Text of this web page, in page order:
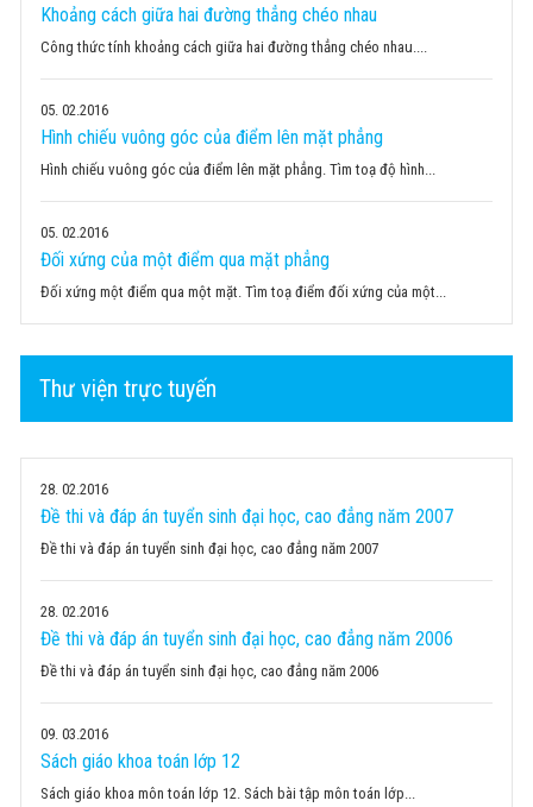
Khoảng cách giữa hai đường thẳng chéo nhau
Công thức tính khoảng cách giữa hai đường thẳng chéo nhau....
05 02.2016
Hình chiếu vuông góc của điểm lên mặt phẳng
Hình chiếu vuông góc của điểm lên mặt phẳng. Tìm toạ độ hình...
05 02.2016
Đối xứng của một điểm qua mặt phẳng
Đối xứng một điểm qua một mặt. Tìm toạ điểm đối xứng của một...
Thư viện trực tuyến
28 02.2016
Đề thi và đáp án tuyển sinh đại học, cao đẳng năm 2007
Đề thi và đáp án tuyển sinh đại học, cao đẳng năm 2007
28 02.2016
Đề thi và đáp án tuyển sinh đại học, cao đẳng năm 2006
Đề thi và đáp án tuyển sinh đại học, cao đẳng năm 2006
09 03.2016
Sách giáo khoa toán lớp 12
Sách giáo khoa môn toán lớp 12. Sách bài tập môn toán lớp...